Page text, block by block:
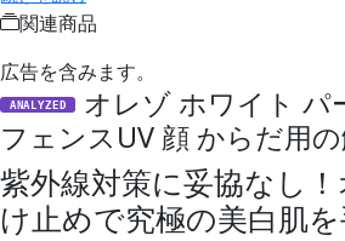
関連商品
広告を含みます。
ANALYZED
オレゾ ホワイト パ
フェンスUV 顔 からだ用
紫外線対策に妥協なし
け止めで究極の美白肌